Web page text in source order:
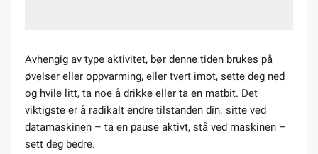
Avhengig av type aktivitet, bør denne tiden brukes på
øvelser eller oppvarming, eller tvert imot, sette deg ned
og hvile litt, ta noe å drikke eller ta en matbit. Det
viktigste er å radikalt endre tilstanden din: sitte ved
datamaskinen – ta en pause aktivt, stå ved maskinen –
sett deg bedre.